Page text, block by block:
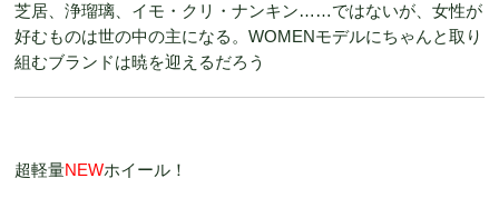
芝居、浄瑠璃、イモ・クリ・ナンキン……ではないが、女性が
好むものは世の中の主になる。WOMENモデルにちゃんと取り
組むブランドは暁を迎えるだろう
超軽量NEWホイール！